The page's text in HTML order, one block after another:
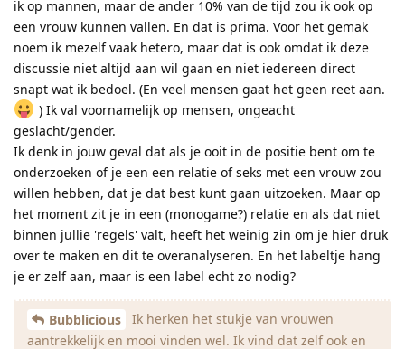
ik op mannen, maar de ander 10% van de tijd zou ik ook op
een vrouw kunnen vallen. En dat is prima. Voor het gemak
noem ik mezelf vaak hetero, maar dat is ook omdat ik deze
discussie niet altijd aan wil gaan en niet iedereen direct
snapt wat ik bedoel. (En veel mensen gaat het geen reet aan.
) Ik val voornamelijk op mensen, ongeacht
geslacht/gender.
Ik denk in jouw geval dat als je ooit in de positie bent om te
onderzoeken of je een een relatie of seks met een vrouw zou
willen hebben, dat je dat best kunt gaan uitzoeken. Maar op
het moment zit je in een (monogame?) relatie en als dat niet
binnen jullie 'regels' valt, heeft het weinig zin om je hier druk
over te maken en dit te overanalyseren. En het labeltje hang
je er zelf aan, maar is een label echt zo nodig?
Bubblicious
Ik herken het stukje van vrouwen
aantrekkelijk en mooi vinden wel. Ik vind dat zelf ook en